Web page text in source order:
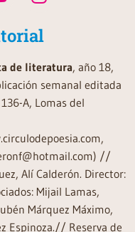
de literatura, año 18,
semanal editada
A, Lomas del
//
Alí Calderón. Director:
Mijail Lamas,
Márquez Máximo,
Espinoza.// Reserva de